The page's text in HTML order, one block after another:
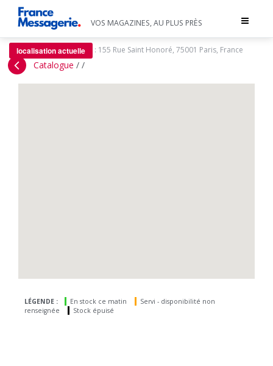
Toggle
VOS MAGAZINES, AU PLUS PRÈS
localisation actuelle : 155 Rue Saint Honoré, 75001 Paris, France
Catalogue / /
LÉGENDE : En stock ce matin
Servi - disponibilité non
renseignée
Stock épuisé